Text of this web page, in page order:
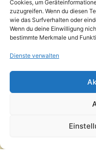
Cookies, um
zuzugreifen. Wenn du diesen
wie das Surfverhalten oder
Wenn du deine Einwilligung
bestimmte Merkmale und
Dienste verwalten
Copyright © 2026
Instagram